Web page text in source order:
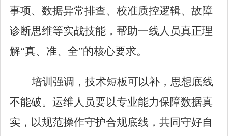
事项、数据异常排查、校准质控逻辑、故障
诊断思维等实战技能，帮助一线人员真正理
解“真、准、全”的核心要求。
培训强调，技术短板可以补，思想底线
不能破。运维人员要以专业能力保障数据真
实，以规范操作守护合规底线，共同守好自